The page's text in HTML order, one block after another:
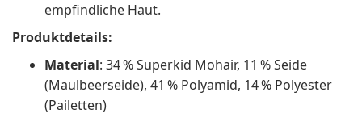
empfindliche Haut.
Produktdetails:
Material: 34 % Superkid Mohair, 11 % Seide
(Maulbeerseide), 41 % Polyamid, 14 % Polyester
(Pailetten)